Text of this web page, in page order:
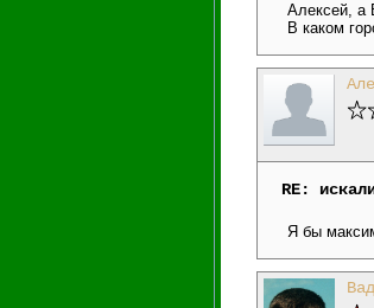
Алексей, а
В каком
RE:
Я бы